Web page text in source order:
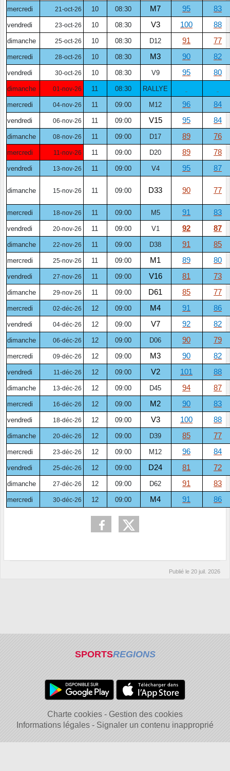
mercredi 21-oct-26 10 08:30 M7 95 83
vendredi 23-oct-26 10 08:30 V3 100 88
dimanche 25-oct-26 10 08:30 D12 91 77
mercredi 28-oct-26 10 08:30 M3 90 82
vendredi 30-oct-26 10 08:30 V9 95 80
dimanche 01-nov-26 11 08:30 RALLYE
mercredi 04-nov-26 11 09:00 M12 96 84
vendredi 06-nov-26 11 09:00 V15 95 84
dimanche 08-nov-26 11 09:00 D17 89 76
mercredi 11-nov-26 11 09:00 D20 89 78
vendredi 13-nov-26 11 09:00 V4 95 87
dimanche 15-nov-26 11 09:00 D33 90 77
mercredi 18-nov-26 11 09:00 M5 91 83
vendredi 20-nov-26 11 09:00 V1 92 87
dimanche 22-nov-26 11 09:00 D38 91 85
mercredi 25-nov-26 11 09:00 M1 89 80
vendredi 27-nov-26 11 09:00 V16 81 73
dimanche 29-nov-26 11 09:00 D61 85 77
mercredi 02-déc-26 12 09:00 M4 91 86
vendredi 04-déc-26 12 09:00 V7 92 82
dimanche 06-déc-26 12 09:00 D06 90 79
mercredi 09-déc-26 12 09:00 M3 90 82
vendredi 11-déc-26 12 09:00 V2 101 88
dimanche 13-déc-26 12 09:00 D45 94 87
mercredi 16-déc-26 12 09:00 M2 90 83
vendredi 18-déc-26 12 09:00 V3 100 88
dimanche 20-déc-26 12 09:00 D39 85 77
mercredi 23-déc-26 12 09:00 M12 96 84
vendredi 25-déc-26 12 09:00 D24 81 72
dimanche 27-déc-26 12 09:00 D62 91 83
mercredi 30-déc-26 12 09:00 M4 91 86
Publié le 20 juil. 2026
SPORTSREGIONS
Charte cookies
Gestion des cookies
Informations légales
Signaler un contenu inapproprié